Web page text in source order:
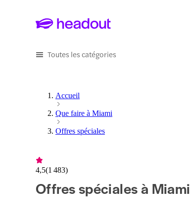
Toutes les catégories
Accueil
Que faire à Miami
Offres spéciales
4,5(1 483)
Offres spéciales à Miami